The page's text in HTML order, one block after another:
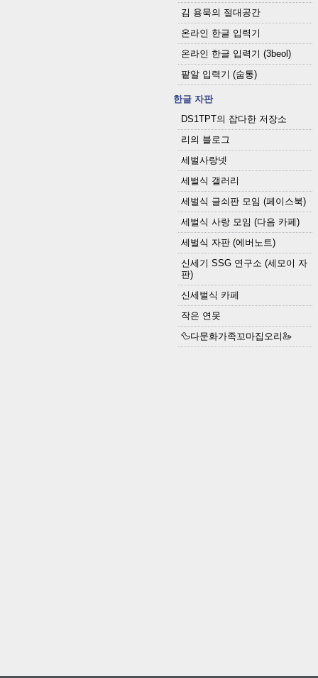
김 용묵의 절대공간
온라인 한글 입력기
온라인 한글 입력기 (3beol)
팥알 입력기 (숨통)
한글 자판
DS1TPT의 잡다한 저장소
리의 블로그
세벌사랑넷
세벌식 갤러리
세벌식 글쇠판 모임 (페이스북)
세벌식 사랑 모임 (다음 카페)
세벌식 자판 (에버노트)
신세기 SSG 연구소 (세모이 자
판)
신세벌식 카페
작은 연못
🦆다문화가족꼬마집오리🦢